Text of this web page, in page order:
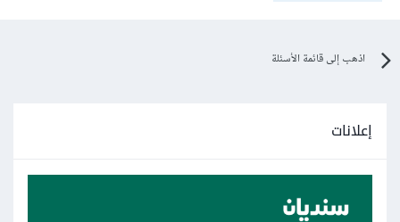
اذهب إلى قائمة الأسئلة
إعلانات